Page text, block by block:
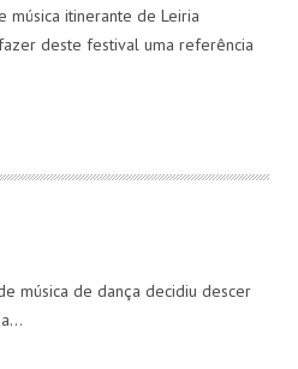
música itinerante de Leiria
deste festival uma referência
música de dança decidiu descer